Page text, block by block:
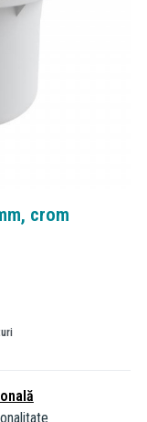
crom